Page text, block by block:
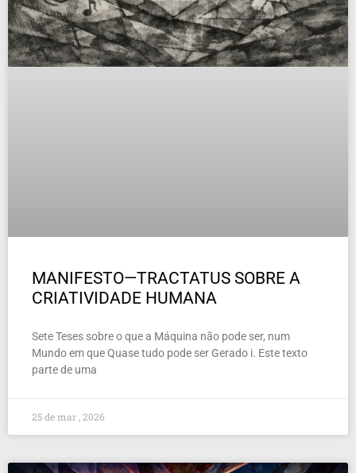
MANIFESTO—TRACTATUS SOBRE A
CRIATIVIDADE HUMANA
Sete Teses sobre o que a Máquina não pode ser, num
Mundo em que Quase tudo pode ser Gerado i. Este texto
parte de uma
25 de mar , 2026